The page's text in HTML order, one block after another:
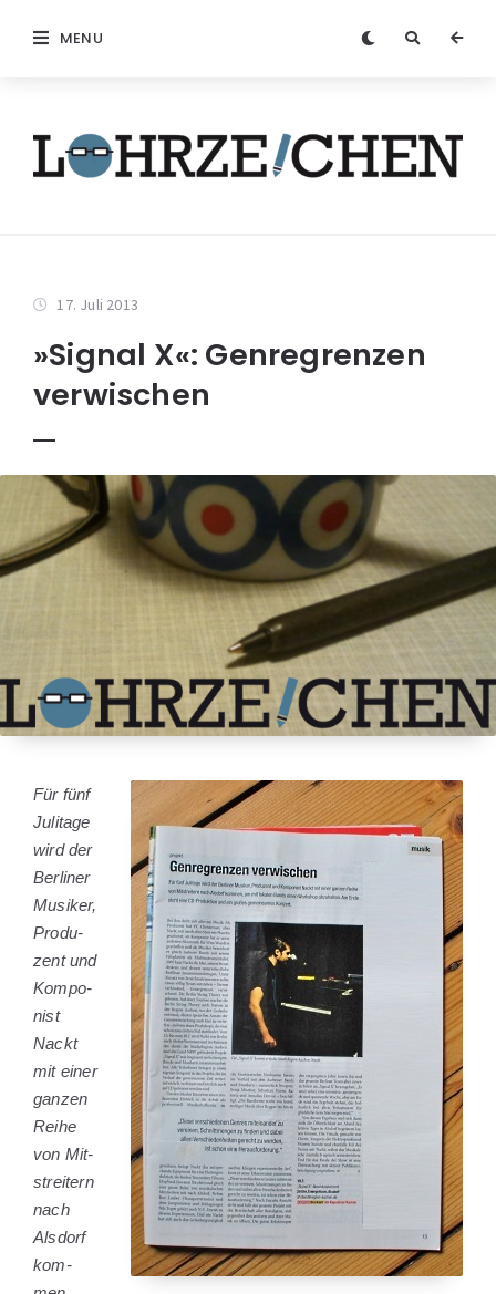
MENU
17. Juli 2013
»Signal X«: Genregrenzen
verwischen
Für fünf
Juli­ta­ge
wird der
Ber­li­ner
Musi­ker,
Pro­du­
zent und
Kom­po­
nist
Nackt
mit einer
gan­zen
Rei­he
von Mit­
strei­tern
nach
Als­dorf
kom­